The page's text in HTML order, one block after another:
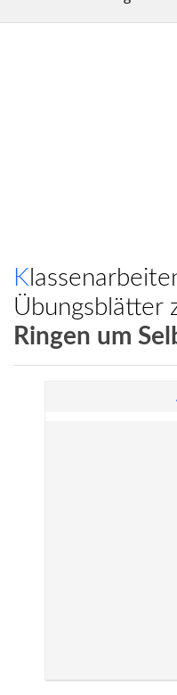
Klassenarbeiten und
Übungsblätter
Ringen um